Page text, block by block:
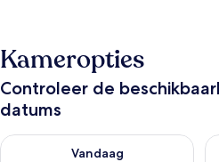
Kameropties
Controleer de
datums
Vandaag
De beschikbaarheid controleren